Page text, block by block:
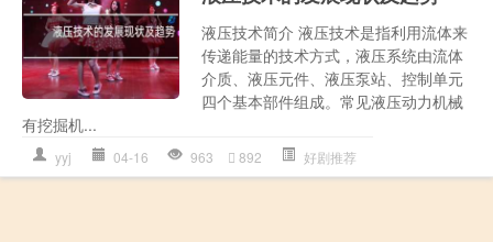
液压技术简介 液压技术是指利用流体来
传递能量的技术方式，液压系统由流体
介质、液压元件、液压泵站、控制单元
四个基本部件组成。常见液压动力机械
有挖掘机...
yyj 04-16 963 892 好剧推荐